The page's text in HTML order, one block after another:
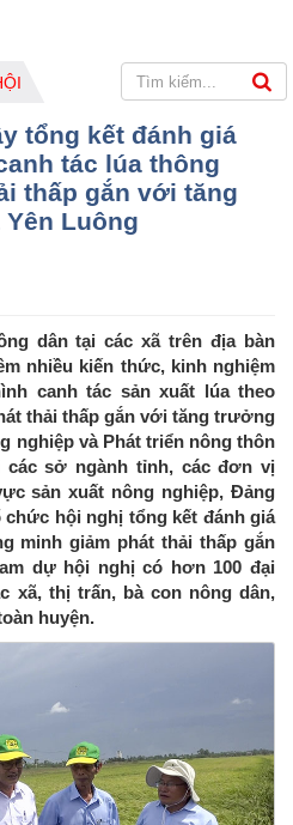
tổng kết đánh giá
tác lúa thông
thấp gắn với tăng
Luông
dân tại các xã trên địa bàn
nhiều kiến thức, kinh nghiệm
canh tác sản xuất lúa theo
thải thấp gắn với tăng trưởng
nghiệp và Phát triển nông thôn
sở ngành tỉnh, các đơn vị
sản xuất nông nghiệp, Đảng
chức hội nghị tổng kết đánh giá
minh giảm phát thải thấp gắn
dự hội nghị có hơn 100 đại
xã, thị trấn, bà con nông dân,
huyện.